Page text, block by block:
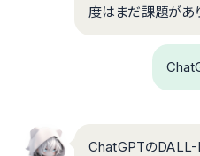
度はまだ課題があ
ChatGPTのDALL-